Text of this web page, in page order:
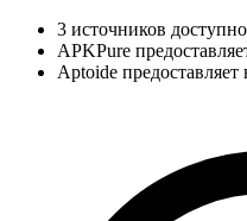
3 источников
APKPure
Aptoide